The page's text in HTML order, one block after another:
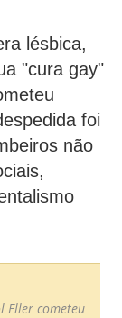
lésbica,
"cura gay"
foi
não
Eller cometeu